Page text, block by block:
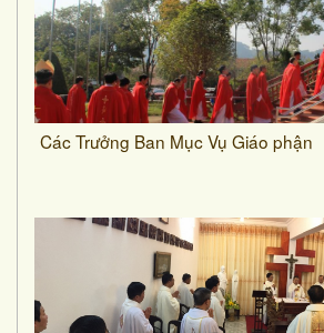
Các Trưởng Ban Mục Vụ Giáo phận